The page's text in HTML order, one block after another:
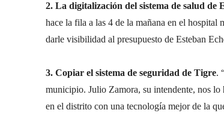
2. La digitalización del sistema de salud de
hace la fila a las 4 de la mañana en el hospital
darle visibilidad al presupuesto de Esteban
3. Copiar el sistema de seguridad de Tigre.
municipio. Julio Zamora, su intendente, nos lo
en el distrito con una tecnología mejor de la